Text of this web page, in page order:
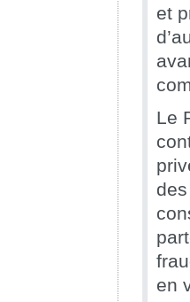
et
Le
en